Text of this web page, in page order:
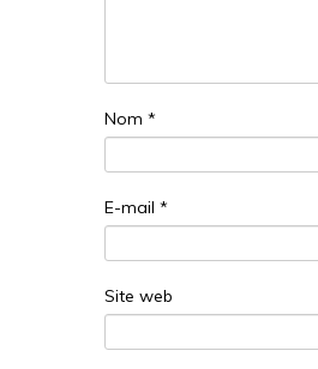
Nom *
E-mail *
Site web